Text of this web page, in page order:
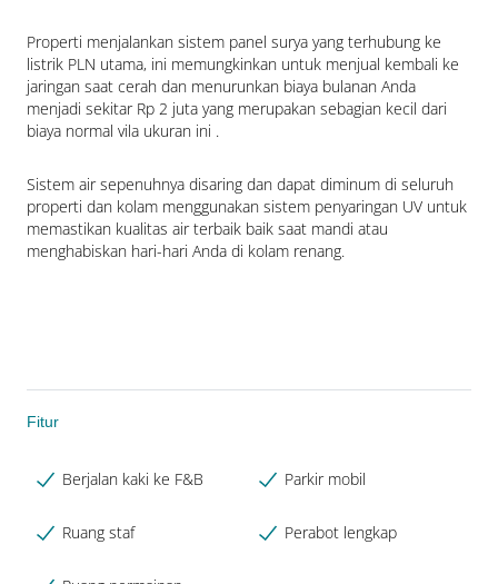
Properti menjalankan sistem panel surya yang terhubung ke
listrik PLN utama, ini memungkinkan untuk menjual kembali ke
jaringan saat cerah dan menurunkan biaya bulanan Anda
menjadi sekitar Rp 2 juta yang merupakan sebagian kecil dari
biaya normal vila ukuran ini .
Sistem air sepenuhnya disaring dan dapat diminum di seluruh
properti dan kolam menggunakan sistem penyaringan UV untuk
memastikan kualitas air terbaik baik saat mandi atau
menghabiskan hari-hari Anda di kolam renang.
Fitur
Berjalan kaki ke F&B Parkir mobil
Ruang staf Perabot lengkap